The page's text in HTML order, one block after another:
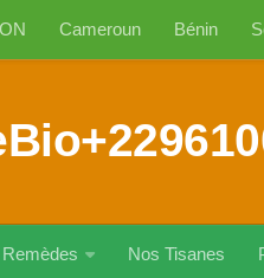
Cameroun Bénin
Remèdes Nos Tisanes